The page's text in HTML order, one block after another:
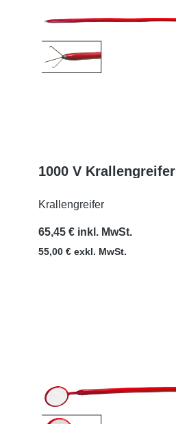
1000 V Krallengreifer
Krallengreifer
65,45 € inkl. MwSt.
55,00 € exkl. MwSt.